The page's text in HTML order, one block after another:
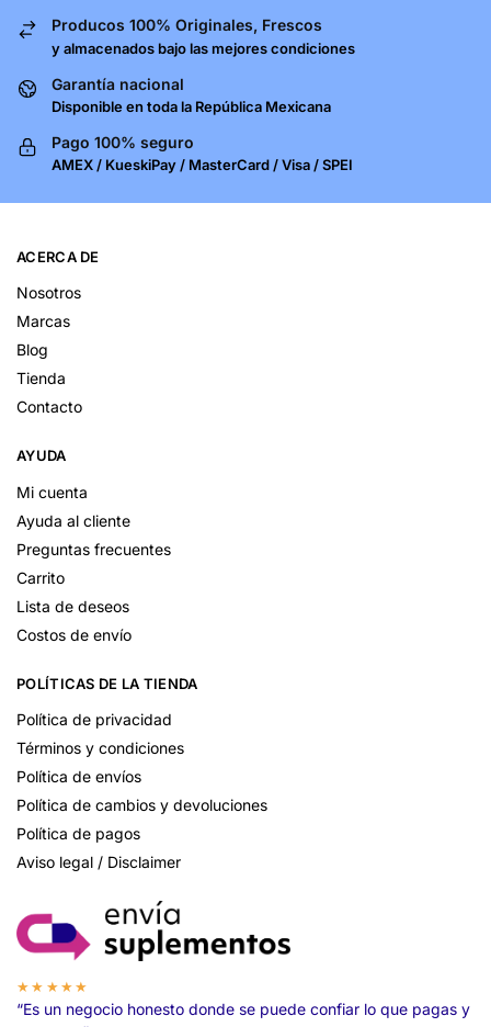
Producos 100% Originales, Frescos
y almacenados bajo las mejores condiciones
Garantía nacional
Disponible en toda la República Mexicana
Pago 100% seguro
AMEX / KueskiPay / MasterCard / Visa / SPEI
ACERCA DE
Nosotros
Marcas
Blog
Tienda
Contacto
AYUDA
Mi cuenta
Ayuda al cliente
Preguntas frecuentes
Carrito
Lista de deseos
Costos de envío
POLÍTICAS DE LA TIENDA
Política de privacidad
Términos y condiciones
Política de envíos
Política de cambios y devoluciones
Política de pagos
Aviso legal / Disclaimer
★★★★★
“Es un negocio honesto donde se puede confiar lo que pagas y